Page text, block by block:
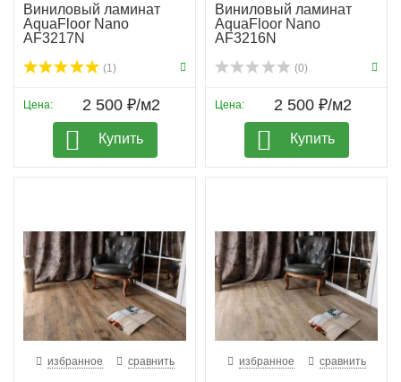
Виниловый ламинат
AquaFloor Nano
AF3217N
(1)
Цена: 2 500 ₽/м2
Купить
Виниловый ламинат
AquaFloor Nano
AF3216N
(0)
Цена: 2 500 ₽/м2
Купить
избранное сравнить избранное сравнить